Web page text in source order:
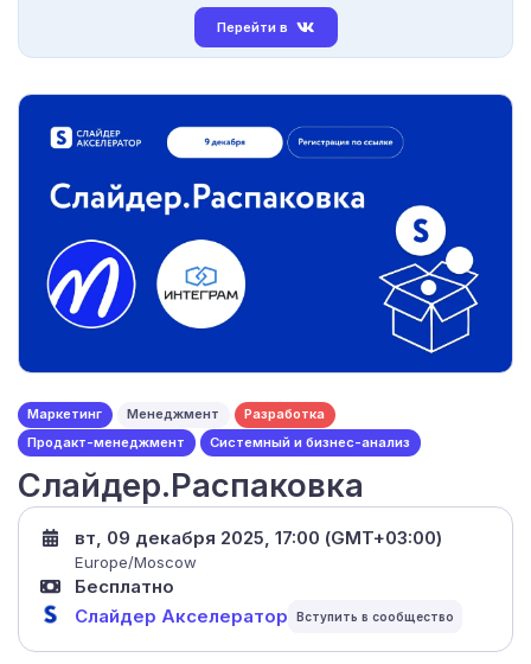
Перейти в
Маркетинг Менеджмент
Разработка
Продакт-менеджмент
Системный и бизнес-анализ
Слайдер.Распаковка
вт, 09 декабря 2025, 17:00 (GMT+03:00)
Europe/Moscow
Бесплатно
Слайдер Акселератор